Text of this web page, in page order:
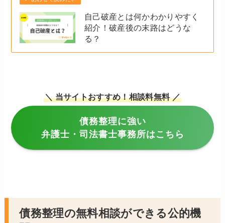
自己破産とは何かわかりやすく
紹介！破産後の末路はどうな
る？
＼ 当サイトおすすめ！相談料無料 ／
債務整理に強い
弁護士・司法書士事務所はこちら
債務整理の無料相談ができる公的機